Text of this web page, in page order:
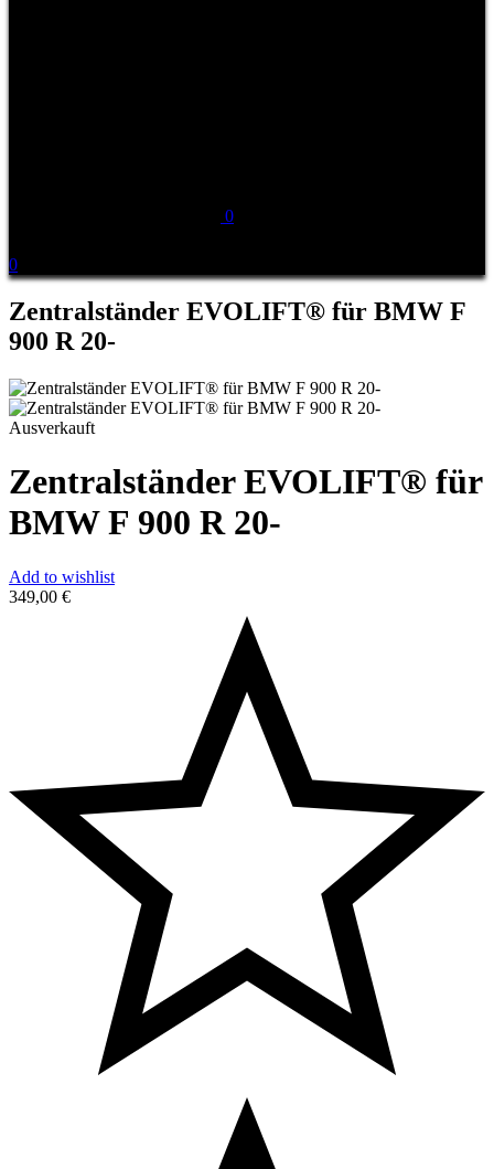
0
0
Zentralständer EVOLIFT® für BMW F
900 R 20-
Ausverkauft
Zentralständer EVOLIFT® für
BMW F 900 R 20-
Add to wishlist
349,00 €